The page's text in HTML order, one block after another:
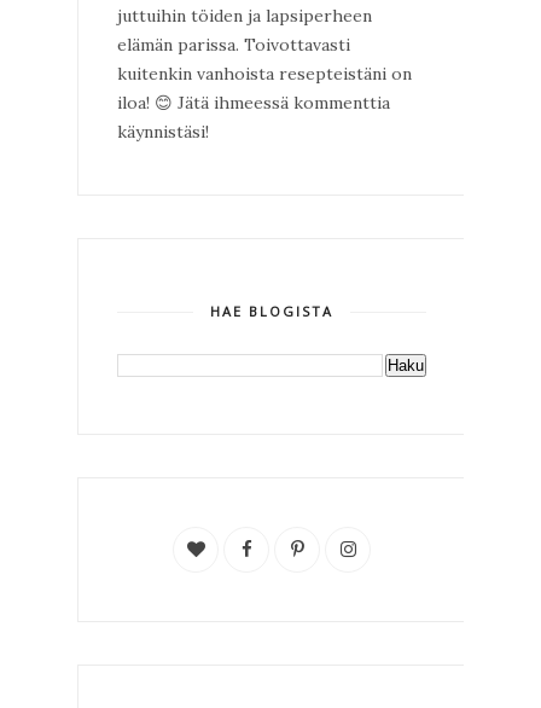
juttuihin töiden ja lapsiperheen
elämän parissa. Toivottavasti
kuitenkin vanhoista resepteistäni on
iloa! 😊 Jätä ihmeessä kommenttia
käynnistäsi!
HAE BLOGISTA